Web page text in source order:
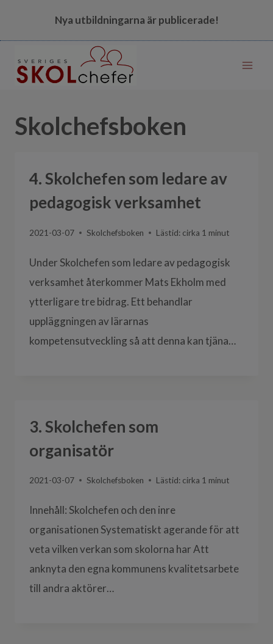
Nya utbildningarna är publicerade!
Skolchefsboken
4. Skolchefen som ledare av
pedagogisk verksamhet
2021-03-07 Skolchefsboken Lästid: cirka 1 minut
Under Skolchefen som ledare av pedagogisk
verksamhet återkommer Mats Ekholm med
ytterligare tre bidrag. Ett behandlar
uppläggningen av lärarnas
kompetensutveckling så att denna kan tjäna…
3. Skolchefen som
organisatör
2021-03-07 Skolchefsboken Lästid: cirka 1 minut
Innehåll: Skolchefen och den inre
organisationen Systematiskt agerande för att
veta vilken verkan som skolorna har Att
anknyta den egna kommunens kvalitetsarbete
till andra aktörer…